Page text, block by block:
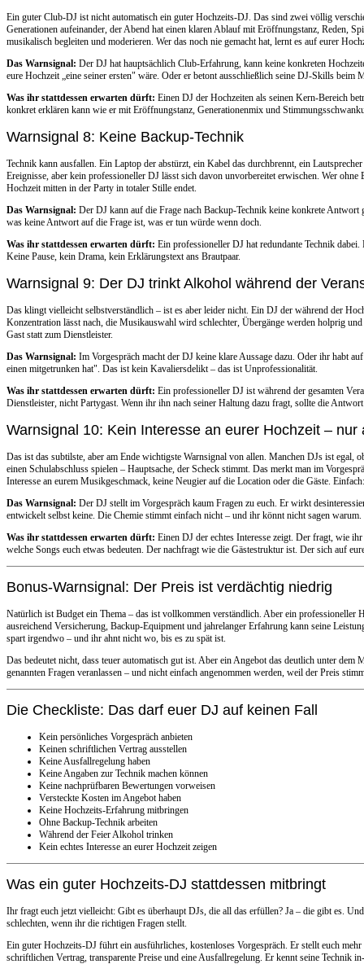
Ein guter Club-DJ ist nicht automatisch ein guter Hochzeits-DJ. Das sind zwei völlig
Generationen aufeinander, der Abend hat einen klaren Ablauf mit Eröffnungstanz, Reden,
musikalisch begleiten und moderieren. Wer das noch nie gemacht hat, lernt es auf eurer
Das Warnsignal: Der DJ hat hauptsächlich Club-Erfahrung, kann keine konkreten
eure Hochzeit „eine seiner ersten" wäre. Oder er betont ausschließlich seine DJ-Skills beim
Was ihr stattdessen erwarten dürft: Einen DJ der Hochzeiten als seinen Kern-Bereich
konkret erklären kann wie er mit Eröffnungstanz, Generationenmix und
Warnsignal 8: Keine Backup-Technik
Technik kann ausfallen. Ein Laptop der abstürzt, ein Kabel das durchbrennt, ein
Ereignisse, aber kein professioneller DJ lässt sich davon unvorbereitet erwischen. Wer ohne
Hochzeit mitten in der Party in totaler Stille endet.
Das Warnsignal: Der DJ kann auf die Frage nach Backup-Technik keine konkrete Antwort
was keine Antwort auf die Frage ist, was er tun würde wenn doch.
Was ihr stattdessen erwarten dürft: Ein professioneller DJ hat redundante Technik
Keine Pause, kein Drama, kein Erklärungstext ans Brautpaar.
Warnsignal 9: Der DJ trinkt Alkohol während der
Das klingt vielleicht selbstverständlich – ist es aber leider nicht. Ein DJ der während der
Konzentration lässt nach, die Musikauswahl wird schlechter, Übergänge werden holprig
Gast statt zum Dienstleister.
Das Warnsignal: Im Vorgespräch macht der DJ keine klare Aussage dazu. Oder ihr habt
einen mitgetrunken hat". Das ist kein Kavaliersdelikt – das ist Unprofessionalität.
Was ihr stattdessen erwarten dürft: Ein professioneller DJ ist während der gesamten
Dienstleister, nicht Partygast. Wenn ihr ihn nach seiner Haltung dazu fragt, sollte die
Warnsignal 10: Kein Interesse an eurer Hochzeit – nur
Das ist das subtilste, aber am Ende wichtigste Warnsignal von allen. Manchen DJs ist egal,
einen Schulabschluss spielen – Hauptsache, der Scheck stimmt. Das merkt man im
Interesse an eurem Musikgeschmack, keine Neugier auf die Location oder die Gäste.
Das Warnsignal: Der DJ stellt im Vorgespräch kaum Fragen zu euch. Er wirkt
entwickelt selbst keine. Die Chemie stimmt einfach nicht – und ihr könnt nicht sagen warum.
Was ihr stattdessen erwarten dürft: Einen DJ der echtes Interesse zeigt. Der fragt, wie
welche Songs euch etwas bedeuten. Der nachfragt wie die Gästestruktur ist. Der sich auf
Bonus-Warnsignal: Der Preis ist verdächtig niedrig
Natürlich ist Budget ein Thema – das ist vollkommen verständlich. Aber ein professioneller
ausreichend Versicherung, Backup-Equipment und jahrelanger Erfahrung kann seine
spart irgendwo – und ihr ahnt nicht wo, bis es zu spät ist.
Das bedeutet nicht, dass teuer automatisch gut ist. Aber ein Angebot das deutlich unter dem
genannten Fragen veranlassen – und nicht einfach angenommen werden, weil der Preis
Die Checkliste: Das darf euer DJ auf keinen Fall
Kein persönliches Vorgespräch anbieten
Keinen schriftlichen Vertrag ausstellen
Keine Ausfallregelung haben
Keine Angaben zur Technik machen können
Keine nachprüfbaren Bewertungen vorweisen
Versteckte Kosten im Angebot haben
Keine Hochzeits-Erfahrung mitbringen
Ohne Backup-Technik arbeiten
Während der Feier Alkohol trinken
Kein echtes Interesse an eurer Hochzeit zeigen
Was ein guter Hochzeits-DJ stattdessen mitbringt
Ihr fragt euch jetzt vielleicht: Gibt es überhaupt DJs, die all das erfüllen? Ja – die gibt es.
schlechten, wenn ihr die richtigen Fragen stellt.
Ein guter Hochzeits-DJ führt ein ausführliches, kostenloses Vorgespräch. Er stellt euch
schriftlichen Vertrag, transparente Preise und eine Ausfallregelung. Er kennt seine Technik